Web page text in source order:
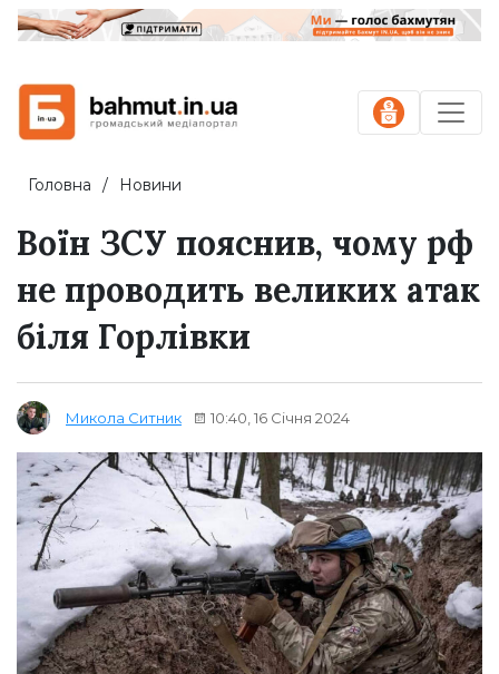
Головна Новини
Воїн ЗСУ пояснив, чому рф
не проводить великих атак
біля Горлівки
Микола Ситник 10:40, 16 Січня 2024